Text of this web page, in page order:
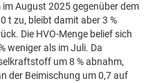
August 2025 gegenüber dem
t zu, bleibt damit aber 3 %
Die HVO-Menge belief sich
weniger als im Juli. Da
um 8 % abnahm,
der Beimischung um 0,7 auf